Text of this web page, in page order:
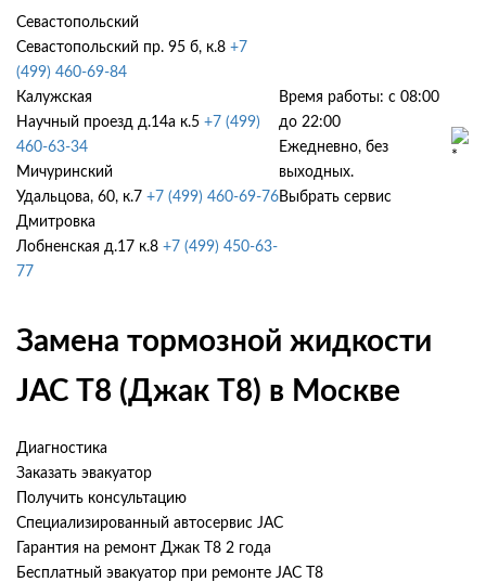
Севастопольский
Севастопольский пр. 95 б, к.8 +7
(499) 460-69-84
Калужская
Научный проезд д.14а к.5 +7 (499)
460-63-34
Мичуринский
Удальцова, 60, к.7 +7 (499) 460-69-76
Дмитровка
Лобненская д.17 к.8 +7 (499) 450-63-
77
Время работы: с 08:00
до 22:00
Ежедневно, без
выходных.
Выбрать сервис
Замена тормозной жидкости
JAC T8 (Джак Т8) в Москве
Диагностика
Заказать эвакуатор
Получить консультацию
Специализированный автосервис JAC
Гарантия на ремонт Джак Т8 2 года
Бесплатный эвакуатор при ремонте JAC T8